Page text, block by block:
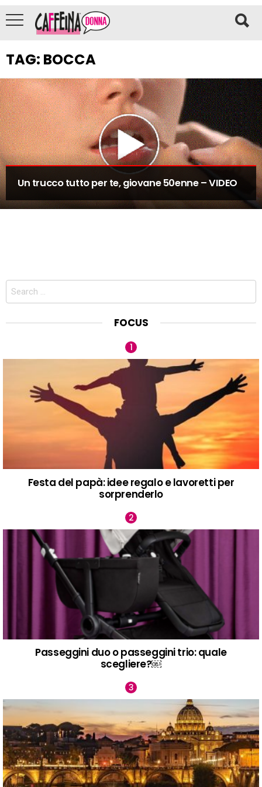
TAG: BOCCA
Un trucco tutto per te, giovane 50enne – VIDEO
Search
FOCUS
Festa del papà: idee regalo e lavoretti per
sorprenderlo
Passeggini duo o passeggini trio: quale
scegliere?￼